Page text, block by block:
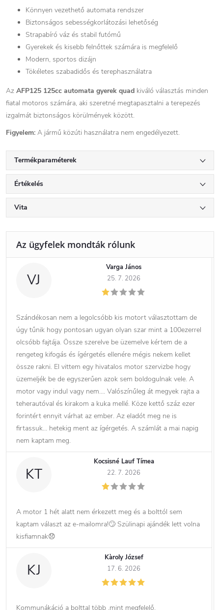
Könnyen vezethető automata rendszer
Biztonságos sebességkorlátozási lehetőség
Strapabíró váz és stabil futómű
Gyerekek és kisebb felnőttek számára is megfelelő
Modern, sportos dizájn
Tökéletes szabadidős és terephasználatra
Az AFP125 125cc automata gyerek quad kiváló választás minden
fiatal motoros számára, aki szeretné megtapasztalni a terepezés
izgalmát biztonságos körülmények között.
Figyelem: A jármű közúti használatra nem engedélyezett.
Termékparaméterek
Értékelés
Vita
VJ
Varga János
25. 7. 2026
Szándékosan nem a legolcsóbb kis motort választottam de
úgy tűnik hogy pontosan ugyan olyan szar mint a 100ezerrel
olcsóbb fajtája. Össze szerelve be üzemelve kértem de a
rengeteg kifogás és ígérgetés ellenére mégis nekem kellet
össze rakni. El vittem egy hivatalos motor szervizbe hogy
üzemeljék be de egyszerűen azok sem boldogulnak vele. A
motor vagy indul vagy nem…. Valószínűleg át megyek rajta a
teherautóval és kirakom a kuka mellé. Köze kettő száz ezer
forintért ennyit várhat az ember. Az eladót meg ne is
firtassuk… hetekig ment az ígérgetés. A számlát a mai napig
nem kaptam meg.
KT
Kocsisné Lauf Tímea
22. 7. 2026
A motor 1 hét alatt nem érkezett meg és a bolttól sem
kaptam választ az e-mailomra!🙄 Szülinapi ajándék lett volna
kisfiamnak😞
KJ
Kàroly József
17. 6. 2026
Kommunákáció a bolttal több ,mint megfelelő.